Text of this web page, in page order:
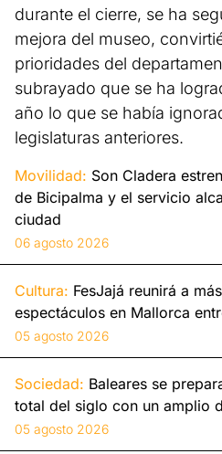
durante el cierre, se ha
mejora del museo,
prioridades del
subrayado que se ha
año lo que se había
legislaturas anteriores.
Movilidad: Son Cladera
de Bicipalma y el servicio
ciudad
06 agosto 2026
Cultura: FesJajá reunirá a
espectáculos en Mallorca
05 agosto 2026
Sociedad: Baleares se
total del siglo con un amplio
05 agosto 2026